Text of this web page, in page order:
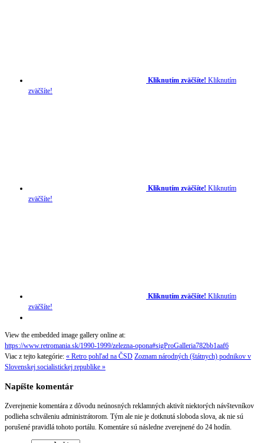
Kliknutím zväčšíte! Kliknutím
zväčšíte!
Kliknutím zväčšíte! Kliknutím
zväčšíte!
Kliknutím zväčšíte! Kliknutím
zväčšíte!
View the embedded image gallery online at:
https://www.retromania.sk/1990-1999/zelezna-opona#sigProGalleria782bb1aaf6
Viac z tejto kategórie: « Retro pohľad na ČSD Zoznam národných (štátnych) podnikov v
Slovenskej socialistickej republike »
Napíšte komentár
Zverejnenie komentára z dôvodu neúnosných reklamných aktivít niektorých návštevníkov
podlieha schváleniu administrátorom. Tým ale nie je dotknutá sloboda slova, ak nie sú
porušené pravidlá tohoto portálu. Komentáre sú následne zverejnené do 24 hodín.